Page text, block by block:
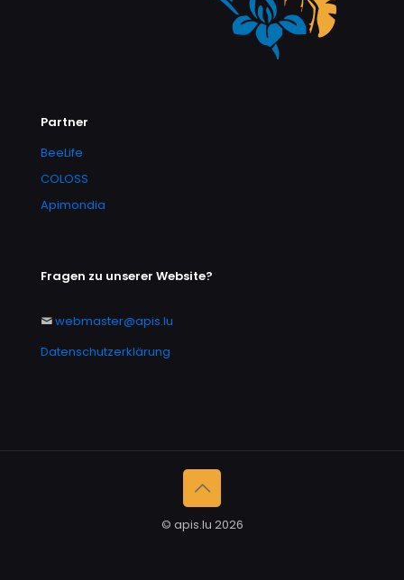
Partner
BeeLife
COLOSS
Apimondia
Fragen zu unserer Website?
webmaster@apis.lu
Datenschutzerklärung
© apis.lu 2026